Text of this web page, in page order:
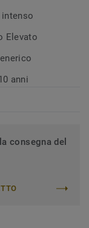
Elevato
anni
consegna del